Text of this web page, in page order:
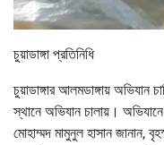
চুয়াডাঙ্গা প্রতিনিধি
চুয়াডাঙ্গার আলমডাঙ্গায় অভিযান
স্থানে অভিযান চালায়।
মোহাম্মদ মামুনুল হাসান জানান,